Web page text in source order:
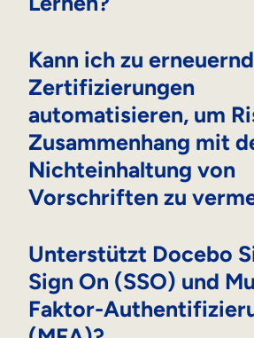
Kann ich zu
Zertifizierungen
automatisieren, um
Zusammenhang mit
Nichteinhaltung von
Vorschriften zu
Unterstützt Docebo
Sign On (SSO) und
Faktor-